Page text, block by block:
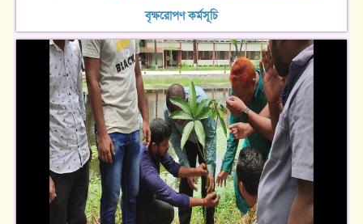
বৃক্ষরোপণ কর্মসূচি